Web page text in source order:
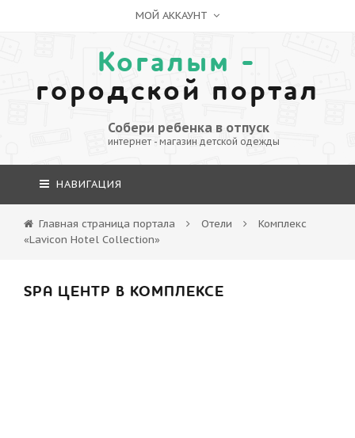
МОЙ АККАУНТ
Когалым -
городской портал
Собери ребенка в отпуск
интернет - магазин детской одежды
НАВИГАЦИЯ
Главная страница портала Отели
Комплекс
«Lavicon Hotel Collection»
SPA ЦЕНТР В КОМПЛЕКСЕ